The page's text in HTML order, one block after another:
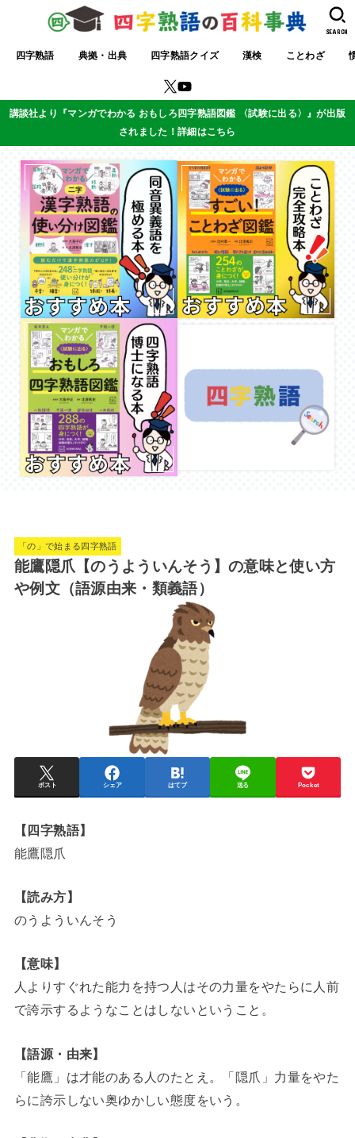
四字熟語 典拠・出典 四字熟語クイズ 漢検 ことわざ
SEARCH
講談社より『マンガでわかる おもしろ四字熟語図鑑 〈試験に出る〉』が出版
されました！詳細はこちら
「の」で始まる四字熟語
能鷹隠爪【のうよういんそう】の意味と使い方
や例文（語源由来・類義語）
ポスト シェア はてブ 送る Pocket
【四字熟語】
能鷹隠爪
【読み方】
のうよういんそう
【意味】
人よりすぐれた能力を持つ人はその力量をやたらに人前
で誇示するようなことはしないということ。
【語源・由来】
「能鷹」は才能のある人のたとえ。「隠爪」力量をやた
らに誇示しない奥ゆかしい態度をいう。